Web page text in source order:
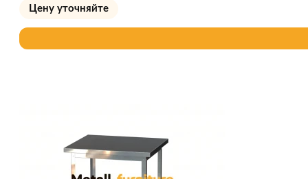
Цену уточняйте